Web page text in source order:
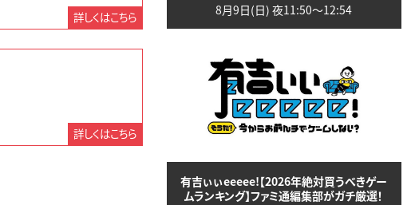
詳しくはこちら
詳しくはこちら
8月9日(日) 夜11:50〜12:54
有吉ぃぃeeeee!【2026年絶対買うべきゲー
ムランキング】ファミ通編集部がガチ厳選！